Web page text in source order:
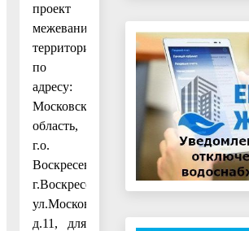
проект
межевания
территории
по
адресу:
Московская
область,
г.о.
Воскресенск,
г.Воскресенск,
ул.Московская,
д.11, для